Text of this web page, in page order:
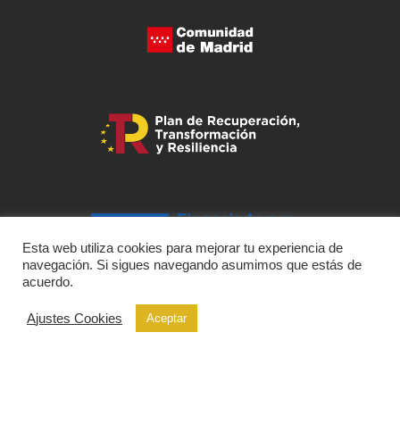
Esta web utiliza cookies para mejorar tu experiencia de
navegación. Si sigues navegando asumimos que estás de
acuerdo.
Ajustes Cookies Aceptar